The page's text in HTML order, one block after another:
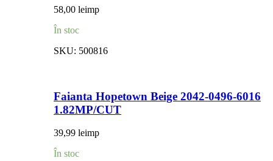
58,00 leimp
În stoc
SKU: 500816
Faianta Hopetown Beige 2042-0496-6016
1.82MP/CUT
39,99 leimp
În stoc